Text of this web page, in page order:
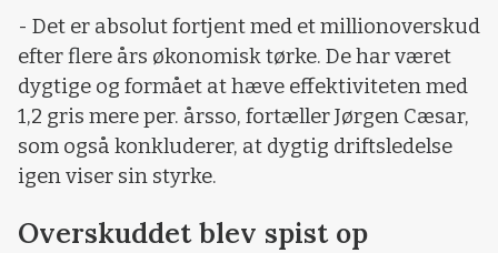
- Det er absolut fortjent med et millionoverskud
efter flere års økonomisk tørke. De har været
dygtige og formået at hæve effektiviteten med
1,2 gris mere per. årsso, fortæller Jørgen Cæsar,
som også konkluderer, at dygtig driftsledelse
igen viser sin styrke.
Overskuddet blev spist op